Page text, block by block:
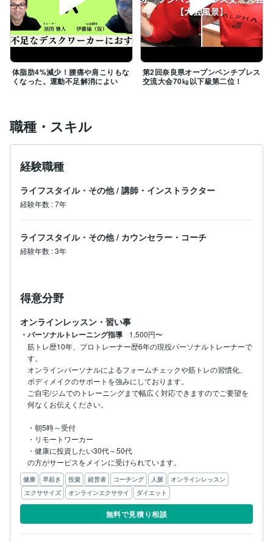
体脂肪4%減少！腰痛や肩こりもな
くなった。運動不足解消によい
第2回奈良県オープンベンチプレス
交流大会70㎏以下級第二位！
職種・スキル
経験職種
ライフスタイル・その他 / 講師・インストラクター
経験年数 :7年
ライフスタイル・その他 / カウンセラー・コーチ
経験年数 :3年
得意分野
オンラインレッスン・習い事
・パーソナルトレーニング指導
1,500円〜
筋トレ歴10年、プロトレーナー歴6年の現役パーソナルトレーナーで
す。
オンラインパーソナルによるフォームチェックや筋トレの習慣化、
ボディメイクのサポートを強みにしております。
ご自宅/ジムでのトレーニングまで幅広く対応できますのでご要望を
何なくお伝えください。
・朝5時～受付
・リモートワーカー
・健康に投資したい30代～50代
の方がサービスをメインに受けられています。
健康 早起き 投資 経営者 コーチング 人脈
オンラインレッスン
エクササイズ
オンラインエクササイ ダイエット
無料で見積り相談